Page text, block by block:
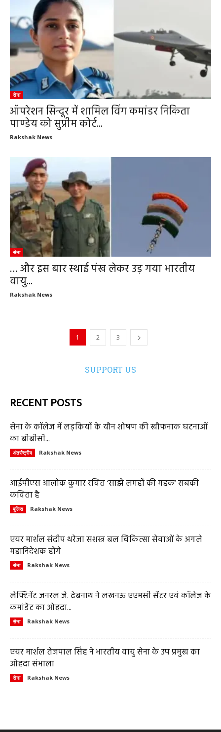
सेना
ऑपरेशन सिन्दूर में शामिल विंग कमांडर निकिता
पाण्डेय को सुप्रीम कोर्ट...
Rakshak News
सेना
… और इस बार स्थाई पंख लेकर उड़ गया भारतीय
वायु...
Rakshak News
1 2 3
SUPPORT US
RECENT POSTS
सेना के कॉलेज में लड़कियों के यौन शोषण की खौफनाक घटनाओं
का बीबीसी...
अंतर्राष्ट्रीय Rakshak News
आईपीएस आलोक कुमार रचित ‘साझे लमहों की महक’ सबकी
कविता है
पुलिस Rakshak News
एयर मार्शल संदीप थरेजा सशस्त्र बल चिकित्सा सेवाओं के अगले
महानिदेशक होंगे
सेना Rakshak News
लेफ्टिनेंट जनरल जे. देबनाथ ने लखनऊ एएमसी सेंटर एवं कॉलेज के
कमांडेंट का ओहदा...
सेना Rakshak News
एयर मार्शल तेजपाल सिंह ने भारतीय वायु सेना के उप प्रमुख का
ओहदा संभाला
सेना Rakshak News